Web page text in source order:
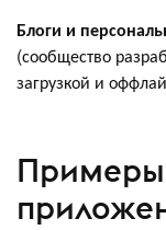
Блоги и
(сообщество
загрузкой и
Примеры